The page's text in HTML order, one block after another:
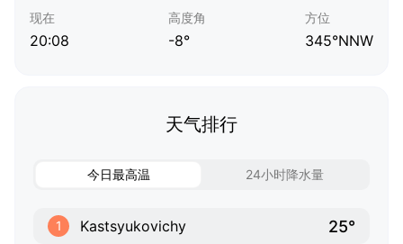
现在
20:08
高度角
-8°
方位
345°NNW
天气排行
今日最高温 24小时降水量
1 Kastsyukovichy 25°